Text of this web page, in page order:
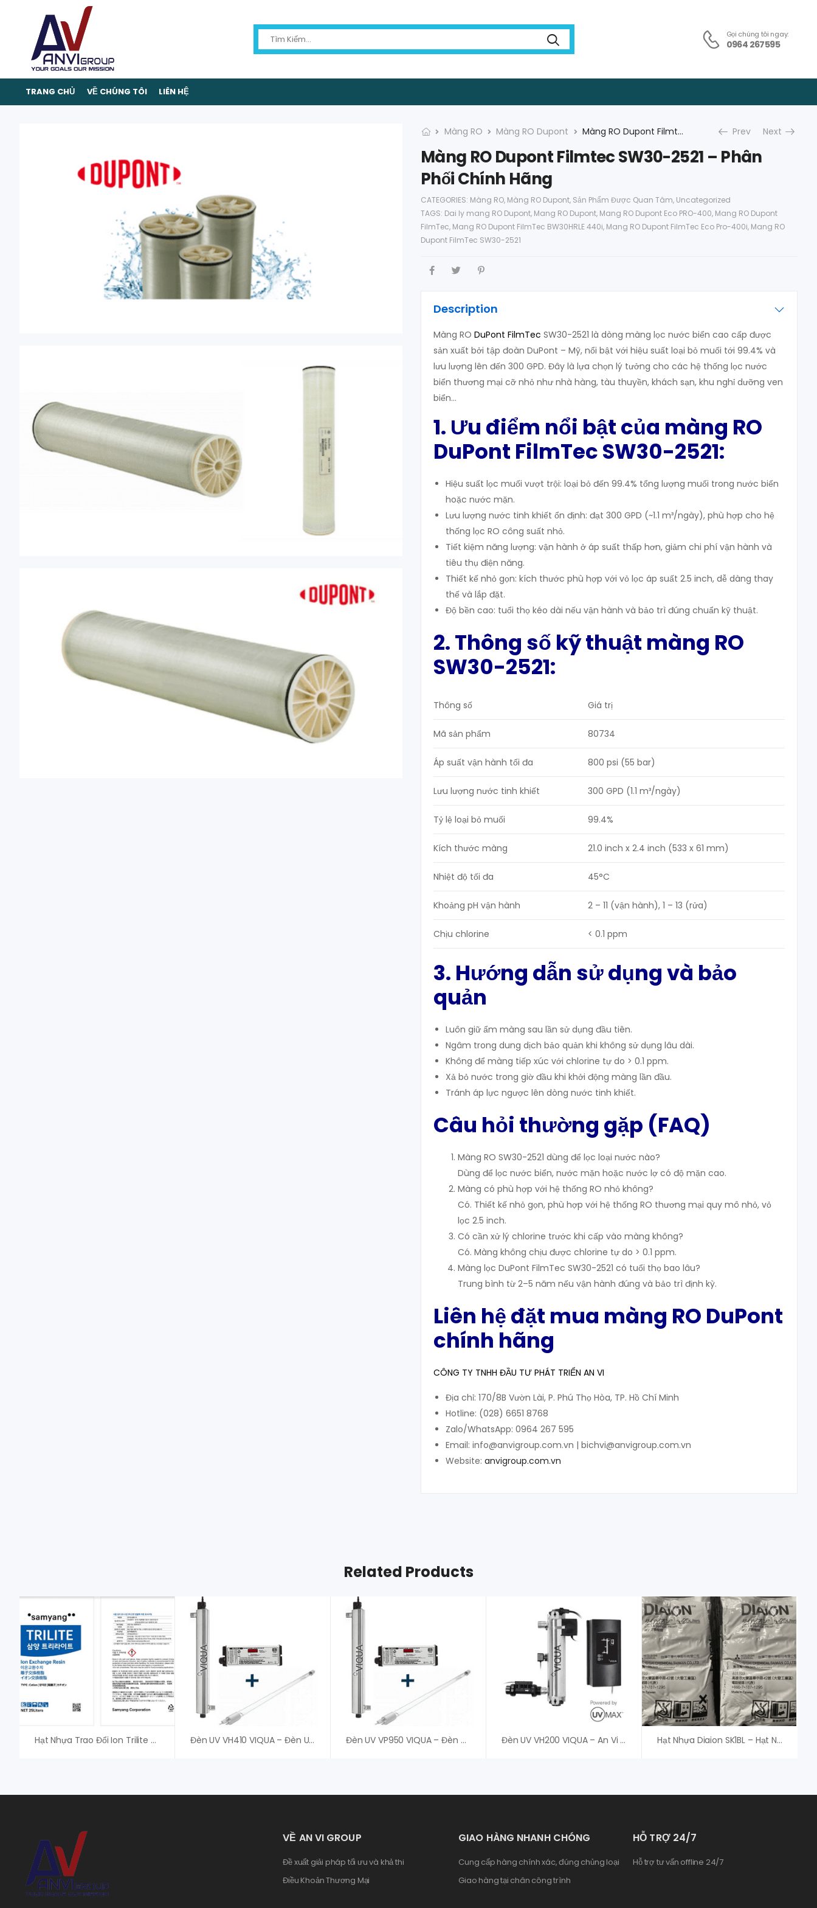
Gọi chúng tôi ngay:
0964 267595
TRANG CHỦ VỀ CHÚNG TÔI LIÊN HỆ
Màng RO Màng RO Dupont Màng RO Dupont Filmtec SW30-2521 – Phân Phối Chính Hãng Prev Next
Màng RO Dupont Filmtec SW30-2521 – Phân
Phối Chính Hãng
CATEGORIES: Màng RO, Màng RO Dupont, Sản Phẩm Được Quan Tâm, Uncategorized
TAGS: Dai ly mang RO Dupont, Mang RO Dupont, Mang RO Dupont Eco PRO-400, Mang RO Dupont
FilmTec, Mang RO Dupont FilmTec BW30HRLE 440i, Mang RO Dupont FilmTec Eco Pro-400i, Mang RO
Dupont FilmTec SW30-2521
Description
Màng RO DuPont FilmTec SW30-2521 là dòng màng lọc nước biển cao cấp được
sản xuất bởi tập đoàn DuPont – Mỹ, nổi bật với hiệu suất loại bỏ muối tới 99.4% và
lưu lượng lên đến 300 GPD. Đây là lựa chọn lý tưởng cho các hệ thống lọc nước
biển thương mại cỡ nhỏ như nhà hàng, tàu thuyền, khách sạn, khu nghỉ dưỡng ven
biển…
1. Ưu điểm nổi bật của màng RO
DuPont FilmTec SW30-2521:
Hiệu suất lọc muối vượt trội: loại bỏ đến 99.4% tổng lượng muối trong nước biển
hoặc nước mặn.
Lưu lượng nước tinh khiết ổn định: đạt 300 GPD (~1.1 m³/ngày), phù hợp cho hệ
thống lọc RO công suất nhỏ.
Tiết kiệm năng lượng: vận hành ở áp suất thấp hơn, giảm chi phí vận hành và
tiêu thụ điện năng.
Thiết kế nhỏ gọn: kích thước phù hợp với vỏ lọc áp suất 2.5 inch, dễ dàng thay
thế và lắp đặt.
Độ bền cao: tuổi thọ kéo dài nếu vận hành và bảo trì đúng chuẩn kỹ thuật.
2. Thông số kỹ thuật màng RO
SW30-2521:
Thông số Giá trị
Mã sản phẩm 80734
Áp suất vận hành tối đa 800 psi (55 bar)
Lưu lượng nước tinh khiết 300 GPD (1.1 m³/ngày)
Tỷ lệ loại bỏ muối 99.4%
Kích thước màng 21.0 inch x 2.4 inch (533 x 61 mm)
Nhiệt độ tối đa 45°C
Khoảng pH vận hành 2 – 11 (vận hành), 1 – 13 (rửa)
Chịu chlorine < 0.1 ppm
3. Hướng dẫn sử dụng và bảo
quản
Luôn giữ ẩm màng sau lần sử dụng đầu tiên.
Ngâm trong dung dịch bảo quản khi không sử dụng lâu dài.
Không để màng tiếp xúc với chlorine tự do > 0.1 ppm.
Xả bỏ nước trong giờ đầu khi khởi động màng lần đầu.
Tránh áp lực ngược lên dòng nước tinh khiết.
Câu hỏi thường gặp (FAQ)
Màng RO SW30-2521 dùng để lọc loại nước nào?
Dùng để lọc nước biển, nước mặn hoặc nước lợ có độ mặn cao.
Màng có phù hợp với hệ thống RO nhỏ không?
Có. Thiết kế nhỏ gọn, phù hợp với hệ thống RO thương mại quy mô nhỏ, vỏ
lọc 2.5 inch.
Có cần xử lý chlorine trước khi cấp vào màng không?
Có. Màng không chịu được chlorine tự do > 0.1 ppm.
Màng lọc DuPont FilmTec SW30-2521 có tuổi thọ bao lâu?
Trung bình từ 2–5 năm nếu vận hành đúng và bảo trì định kỳ.
Liên hệ đặt mua màng RO DuPont
chính hãng
CÔNG TY TNHH ĐẦU TƯ PHÁT TRIỂN AN VI
Địa chỉ: 170/8B Vườn Lài, P. Phú Thọ Hòa, TP. Hồ Chí Minh
Hotline: (028) 6651 8768
Zalo/WhatsApp: 0964 267 595
Email: info@anvigroup.com.vn | bichvi@anvigroup.com.vn
Website: anvigroup.com.vn
Related Products
Hạt Nhựa Trao Đổi Ion Trilite MC08 – Samyang Đèn UV VH410 VIQUA – Đèn UV Diệt Khuẩn Đèn UV VP950 VIQUA – Đèn UV Diệt Khuẩn Đèn UV VH200 VIQUA – An Vi Group Cung Cấp Hạt Nhựa Diaion SK1BL – Hạt Nhựa Mitsubishi
VỀ AN VI GROUP
Đề xuất giải pháp tối ưu và khả thi
Điều Khoản Thương Mại
GIAO HÀNG NHANH CHÓNG
Cung cấp hàng chính xác, đúng chủng loại
Giao hàng tại chân công trình
HỖ TRỢ 24/7
Hỗ trợ tư vấn offline 24/7